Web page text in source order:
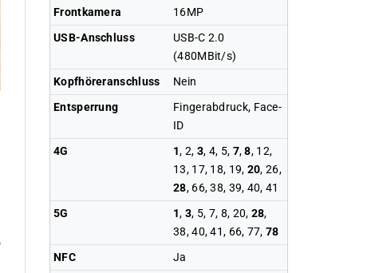
Frontkamera
16MP
USB-Anschluss
USB-C 2.0
(480MBit/s)
Kopfhöreranschluss
Nein
Entsperrung
Fingerabdruck, Face-
ID
4G
1, 2, 3, 4, 5, 7,8, 12,
13, 17, 18, 19, 20, 26,
28, 66, 38, 39, 40, 41
5G
1, 3, 5, 7, 8, 20, 28,
38, 40, 41, 66, 77,78
NFC
Ja